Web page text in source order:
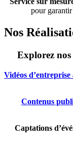
pour garantir
Nos
Explorez nos
Vidéos d’entreprise
Contenus
Captations